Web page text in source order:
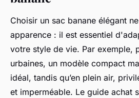
Choisir un sac banane élégant
apparence : il est essentiel
votre style de vie. Par exemple,
urbaines, un modèle compact
idéal, tandis qu’en plein air,
et imperméable. Le guide achat